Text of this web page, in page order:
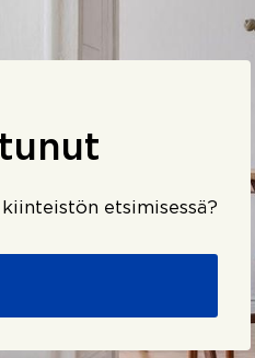
etsimisessä?